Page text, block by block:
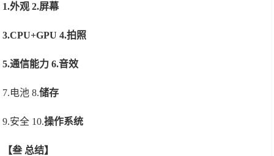
1.外观 2.屏幕
3.CPU+GPU 4.拍照
5.通信能力 6.音效
7.电池 8.储存
9.安全 10.操作系统
【叁 总结】